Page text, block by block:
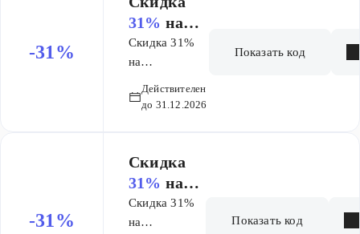
-31%
31% на
исследова
ние
Генеалоги
я за 200
нная)
Скидка 31%
на
Генеалогия за
Действителен
до 31.12.2026
Показать код
-31%
​Скидка
31% на
исследова
ние
Скидка 31%
на
Показать код